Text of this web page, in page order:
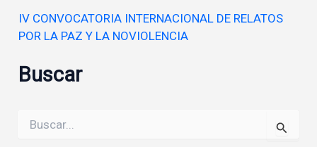
IV CONVOCATORIA INTERNACIONAL DE RELATOS
POR LA PAZ Y LA NOVIOLENCIA
Buscar
por: